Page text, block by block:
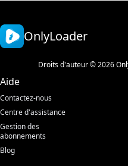
OnlyLoader
Droits d'auteur © 2026
Aide
Contactez-nous
Centre d'assistance
Gestion des
abonnements
Blog